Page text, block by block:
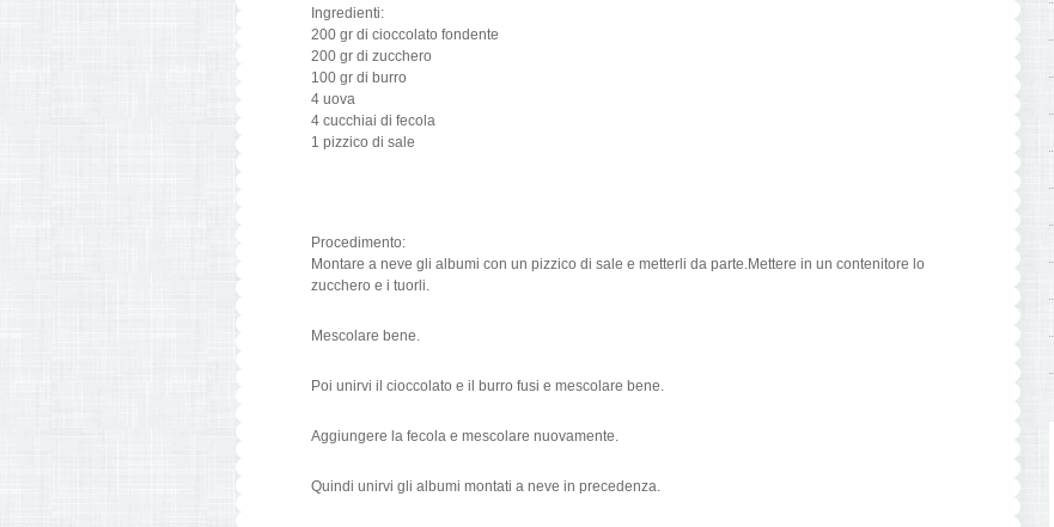
Ingredienti:
200 gr di cioccolato fondente
200 gr di zucchero
100 gr di burro
4 uova
4 cucchiai di fecola
1 pizzico di sale
Procedimento:
Montare a neve gli albumi con un pizzico di sale e metterli da parte.Mettere in un contenitore lo
zucchero e i tuorli.
Mescolare bene.
Poi unirvi il cioccolato e il burro fusi e mescolare bene.
Aggiungere la fecola e mescolare nuovamente.
Quindi unirvi gli albumi montati a neve in precedenza.